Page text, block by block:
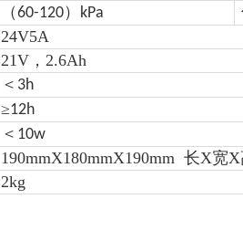
（60-120） kPa
24V5A
21V ， 2.6Ah
＜ 3h
≥12h
＜ 10w
190mmX180mmX190mm长X宽X
2kg